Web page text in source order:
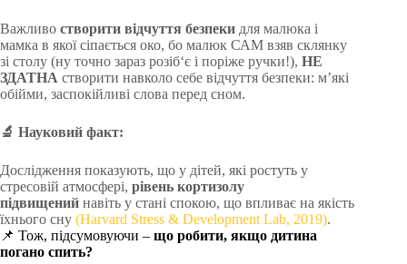
Важливо створити відчуття безпеки для малюка і
мамка в якої сіпається око, бо малюк САМ взяв склянку
зі столу (ну точно зараз розіб‘є і поріже ручки!), НЕ
ЗДАТНА створити навколо себе відчуття безпеки: м’які
обійми, заспокійливі слова перед сном.
🔬 Науковий факт:
Дослідження показують, що у дітей, які ростуть у
стресовій атмосфері, рівень кортизолу
підвищений навіть у стані спокою, що впливає на якість
їхнього сну (Harvard Stress & Development Lab, 2019).
📌 Тож, підсумовуючи – що робити, якщо дитина
погано спить?